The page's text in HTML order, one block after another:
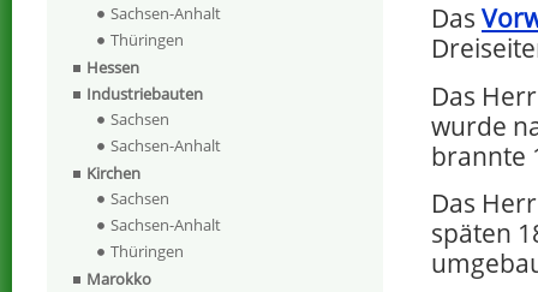
Das
Das
wurde
brannte
Das
späten
Sachsen-Anhalt
Thüringen
Hessen
Industriebauten
Sachsen
Sachsen-Anhalt
Kirchen
Sachsen
Sachsen-Anhalt
Thüringen
Marokko